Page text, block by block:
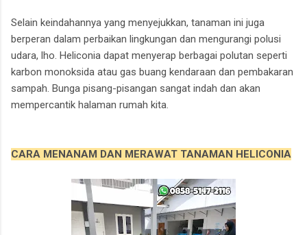
Selain keindahannya yang menyejukkan, tanaman ini juga
berperan dalam perbaikan lingkungan dan mengurangi polusi
udara, lho. Heliconia dapat menyerap berbagai polutan seperti
karbon monoksida atau gas buang kendaraan dan pembakaran
sampah. Bunga pisang-pisangan sangat indah dan akan
mempercantik halaman rumah kita.
CARA MENANAM DAN MERAWAT TANAMAN HELICONIA